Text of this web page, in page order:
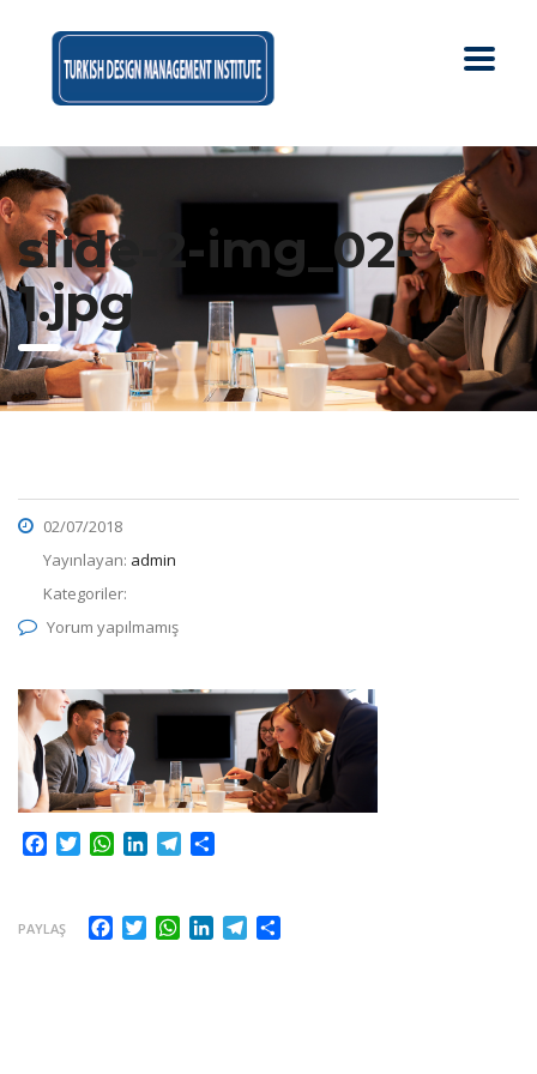
slide-2-img_02-
1.jpg
02/07/2018
Yayınlayan: admin
Kategoriler:
Yorum yapılmamış
Facebook
TwitterWhatsApp
LinkedInTelegram
PAYLAŞ Facebook
TwitterWhatsApp
LinkedInTelegram